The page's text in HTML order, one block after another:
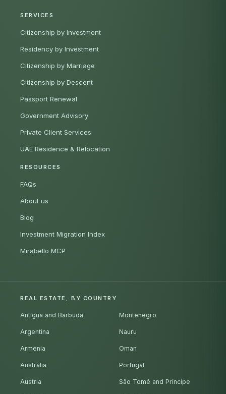
SERVICES
Citizenship by Investment
Residency by Investment
Citizenship by Marriage
Citizenship by Descent
Passport Renewal
Government Advisory
Private Client Services
UAE Residence & Relocation
RESOURCES
FAQs
About us
Blog
Investment Migration Index
Mirabello MCP
REAL ESTATE, BY COUNTRY
Antigua and Barbuda
Argentina
Armenia
Australia
Austria
Montenegro
Nauru
Oman
Portugal
São Tomé and Príncipe